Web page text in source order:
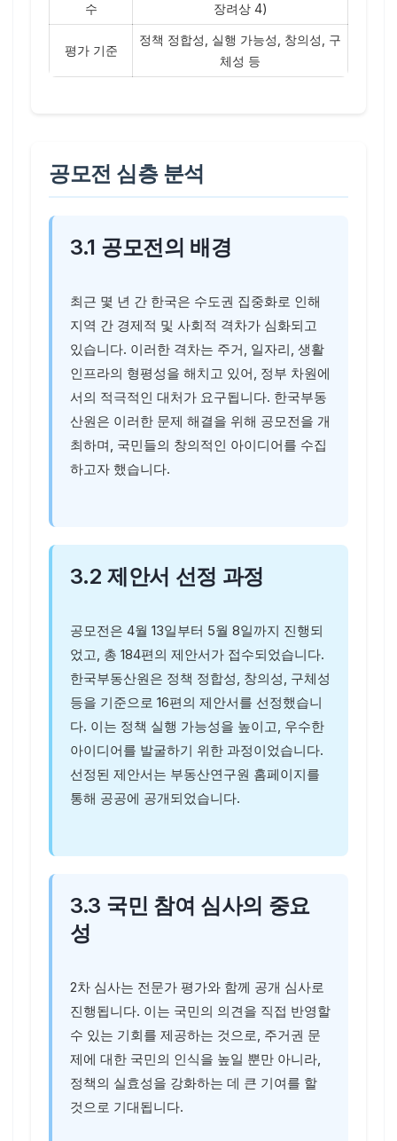
수 장려상 4)
평가 기준
정책 정합성, 실행 가능성, 창의성, 구
체성 등
공모전 심층 분석
3.1 공모전의 배경
최근 몇 년 간 한국은 수도권 집중화로 인해
지역 간 경제적 및 사회적 격차가 심화되고
있습니다. 이러한 격차는 주거, 일자리, 생활
인프라의 형평성을 해치고 있어, 정부 차원에
서의 적극적인 대처가 요구됩니다. 한국부동
산원은 이러한 문제 해결을 위해 공모전을 개
최하며, 국민들의 창의적인 아이디어를 수집
하고자 했습니다.
3.2 제안서 선정 과정
공모전은 4월 13일부터 5월 8일까지 진행되
었고, 총 184편의 제안서가 접수되었습니다.
한국부동산원은 정책 정합성, 창의성, 구체성
등을 기준으로 16편의 제안서를 선정했습니
다. 이는 정책 실행 가능성을 높이고, 우수한
아이디어를 발굴하기 위한 과정이었습니다.
선정된 제안서는 부동산연구원 홈페이지를
통해 공공에 공개되었습니다.
3.3 국민 참여 심사의 중요
성
2차 심사는 전문가 평가와 함께 공개 심사로
진행됩니다. 이는 국민의 의견을 직접 반영할
수 있는 기회를 제공하는 것으로, 주거권 문
제에 대한 국민의 인식을 높일 뿐만 아니라,
정책의 실효성을 강화하는 데 큰 기여를 할
것으로 기대됩니다.